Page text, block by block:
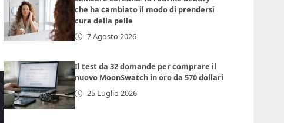
che ha cambiato il modo di prendersi
cura della pelle
7 Agosto 2026
Il test da 32 domande per comprare il
nuovo MoonSwatch in oro da 570 dollari
25 Luglio 2026